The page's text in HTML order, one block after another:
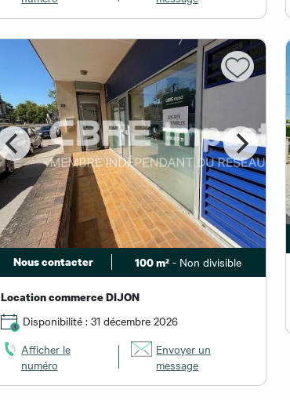
Nous contacter 100 m²- Non divisible
Location commerce DIJON
Disponibilité : 31 décembre 2026
Afficher le
numéro
Envoyer un
message